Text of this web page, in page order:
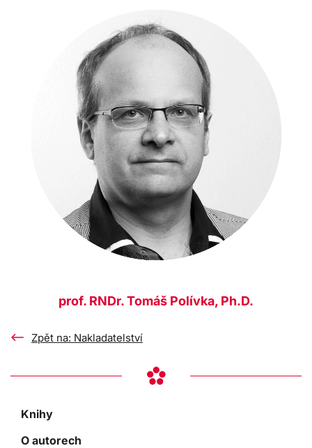
prof. RNDr. Tomáš Polívka, Ph.D.
Zpět na: Nakladatelství
Knihy
O autorech